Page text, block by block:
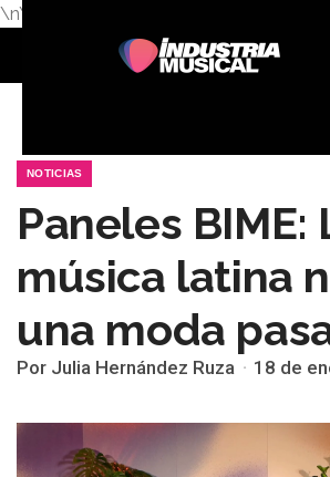
\n\n
NOTICIAS
Paneles BIME:
música latina
una moda
Por Julia Hernández Ruza 18 de